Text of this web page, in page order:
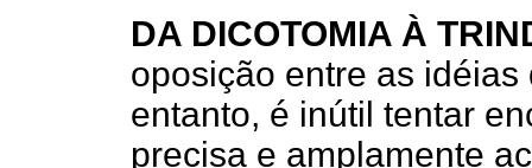
DA DICOTOMIA À
oposição entre as
entanto, é inútil tentar
precisa e amplamente